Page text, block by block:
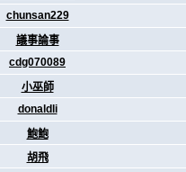
chunsan229
議事論事
cdg070089
小巫師
donaldli
鮑鮑
胡飛